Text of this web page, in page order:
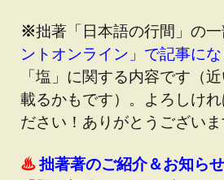
※拙著「日本語の行間」の一
ントオンライン」で記事に
「塩」に関する内容です（
載るかもです）。よろしけれ
ださい！ありがとうござい
♨拙著著のご紹介＆お知ら